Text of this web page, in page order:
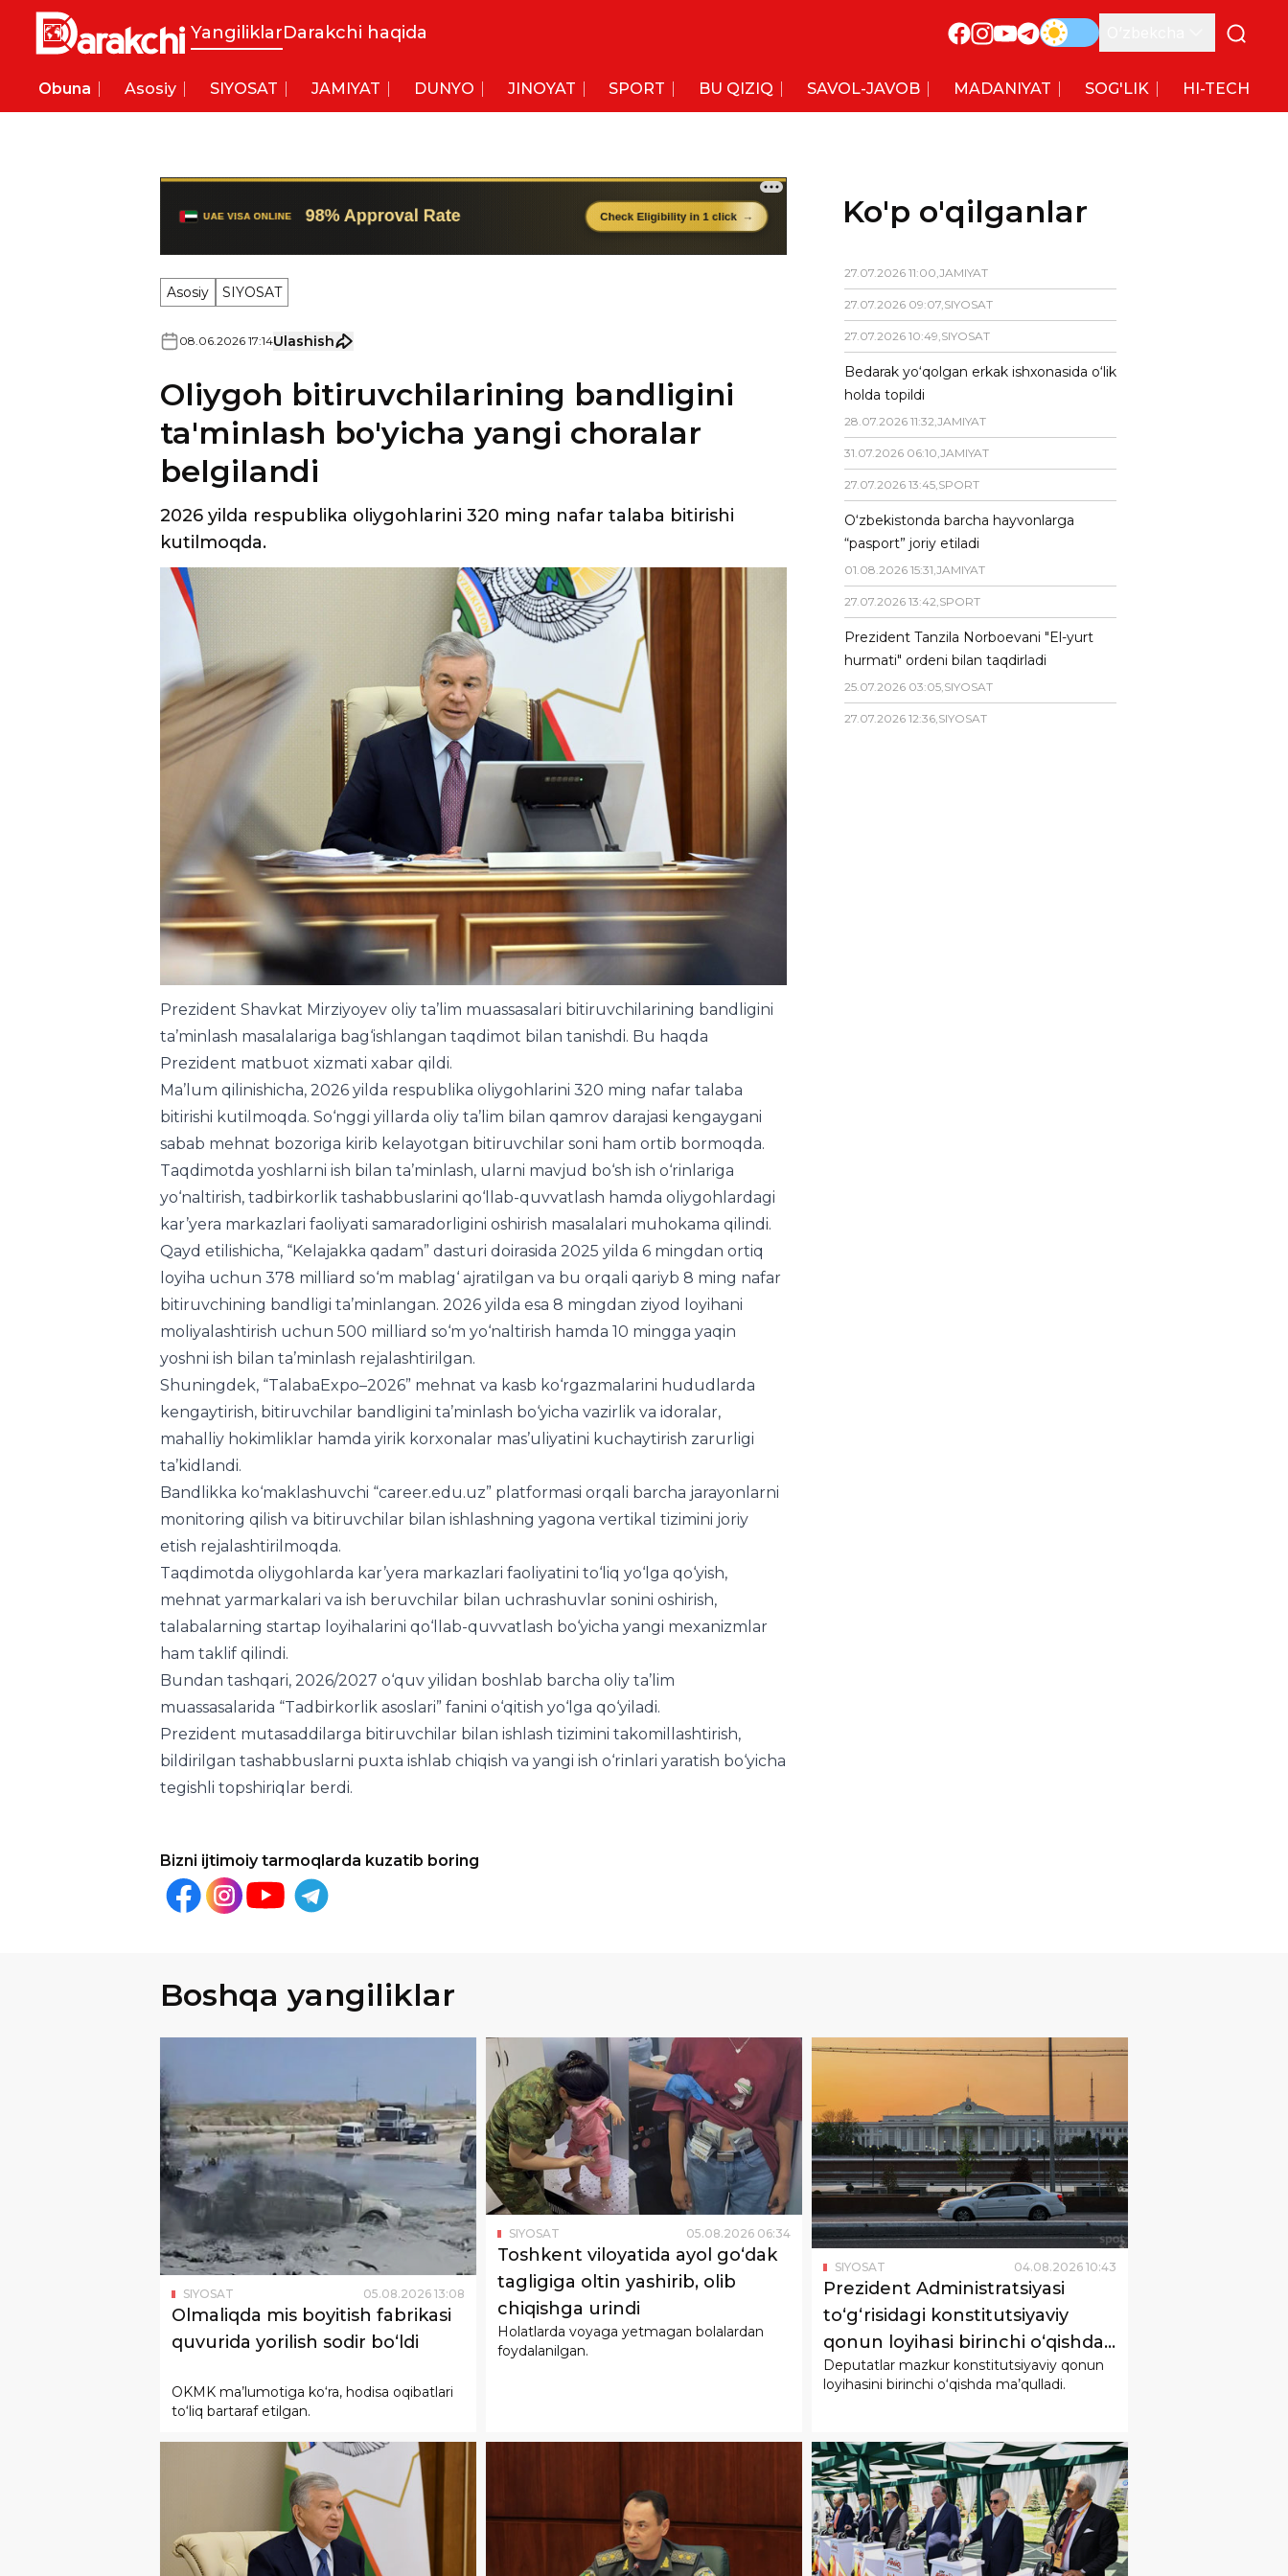
YangiliklarDarakchi haqida
Obuna Asosiy SIYOSAT JAMIYAT DUNYO JINOYAT SPORT BU QIZIQ SAVOL-JAVOB MADANIYAT SOG'LIK HI-TECH
Asosiy SIYOSAT
Oliygoh bitiruvchilarining bandligini
ta'minlash bo'yicha yangi choralar
belgilandi
2026 yilda respublika oliygohlarini 320 ming nafar talaba bitirishi
kutilmoqda.
Prezident Shavkat Mirziyoyev oliy ta’lim muassasalari bitiruvchilarining bandligini
ta’minlash masalalariga bag‘ishlangan taqdimot bilan tanishdi. Bu haqda
Prezident matbuot xizmati xabar qildi.
Ma’lum qilinishicha, 2026 yilda respublika oliygohlarini 320 ming nafar talaba
bitirishi kutilmoqda. So‘nggi yillarda oliy ta’lim bilan qamrov darajasi kengaygani
sabab mehnat bozoriga kirib kelayotgan bitiruvchilar soni ham ortib bormoqda.
Taqdimotda yoshlarni ish bilan ta’minlash, ularni mavjud bo‘sh ish o‘rinlariga
yo‘naltirish, tadbirkorlik tashabbuslarini qo‘llab-quvvatlash hamda oliygohlardagi
kar’yera markazlari faoliyati samaradorligini oshirish masalalari muhokama qilindi.
Qayd etilishicha, “Kelajakka qadam” dasturi doirasida 2025 yilda 6 mingdan ortiq
loyiha uchun 378 milliard so‘m mablag‘ ajratilgan va bu orqali qariyb 8 ming nafar
bitiruvchining bandligi ta’minlangan. 2026 yilda esa 8 mingdan ziyod loyihani
moliyalashtirish uchun 500 milliard so‘m yo‘naltirish hamda 10 mingga yaqin
yoshni ish bilan ta’minlash rejalashtirilgan.
Shuningdek, “TalabaExpo–2026” mehnat va kasb ko‘rgazmalarini hududlarda
kengaytirish, bitiruvchilar bandligini ta’minlash bo‘yicha vazirlik va idoralar,
mahalliy hokimliklar hamda yirik korxonalar mas’uliyatini kuchaytirish zarurligi
ta’kidlandi.
Bandlikka ko‘maklashuvchi “career.edu.uz” platformasi orqali barcha jarayonlarni
monitoring qilish va bitiruvchilar bilan ishlashning yagona vertikal tizimini joriy
etish rejalashtirilmoqda.
Taqdimotda oliygohlarda kar’yera markazlari faoliyatini to‘liq yo‘lga qo‘yish,
mehnat yarmarkalari va ish beruvchilar bilan uchrashuvlar sonini oshirish,
talabalarning startap loyihalarini qo‘llab-quvvatlash bo‘yicha yangi mexanizmlar
ham taklif qilindi.
Bundan tashqari, 2026/2027 o‘quv yilidan boshlab barcha oliy ta’lim
muassasalarida “Tadbirkorlik asoslari” fanini o‘qitish yo‘lga qo‘yiladi.
Prezident mutasaddilarga bitiruvchilar bilan ishlash tizimini takomillashtirish,
bildirilgan tashabbuslarni puxta ishlab chiqish va yangi ish o‘rinlari yaratish bo‘yicha
tegishli topshiriqlar berdi.
Bizni ijtimoiy tarmoqlarda kuzatib boring
Ko'p o'qilganlar
27.07.2026 11:00,JAMIYAT
27.07.2026 09:07,SIYOSAT
27.07.2026 10:49,SIYOSAT
Bedarak yo‘qolgan erkak ishxonasida o‘lik
holda topildi
28.07.2026 11:32,JAMIYAT
31.07.2026 06:10,JAMIYAT
27.07.2026 13:45,SPORT
O‘zbekistonda barcha hayvonlarga
“pasport” joriy etiladi
01.08.2026 15:31,JAMIYAT
27.07.2026 13:42,SPORT
Prezident Tanzila Norboevani "El-yurt
hurmati" ordeni bilan taqdirladi
25.07.2026 03:05,SIYOSAT
27.07.2026 12:36,SIYOSAT
Boshqa yangiliklar
SIYOSAT 05.08.2026 13:08
Olmaliqda mis boyitish fabrikasi
quvurida yorilish sodir bo‘ldi
OKMK ma’lumotiga ko‘ra, hodisa oqibatlari
to‘liq bartaraf etilgan.
SIYOSAT 05.08.2026 06 :34
Toshkent viloyatida ayol go‘dak
tagligiga oltin yashirib, olib
chiqishga urindi
Holatlarda voyaga yetmagan bolalardan
foydalanilgan.
SIYOSAT 04.08.2026 10:43
Prezident Administratsiyasi
to‘g‘risidagi konstitutsiyaviy
qonun loyihasi birinchi o‘qishda
qabul qilindi.
Deputatlar mazkur konstitutsiyaviy qonun
loyihasini birinchi o‘qishda ma’qulladi.